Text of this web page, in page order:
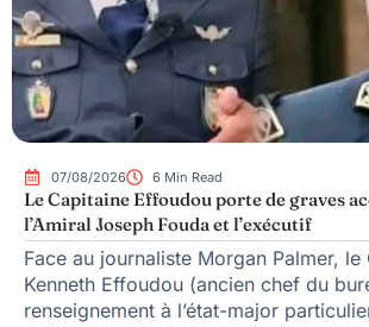
07/08/2026 6 Min Read
Le Capitaine Effoudou porte de graves
l’Amiral Joseph Fouda et l’exécutif
Face au journaliste Morgan Palmer, le
Kenneth Effoudou (ancien chef du
renseignement à l’état-major